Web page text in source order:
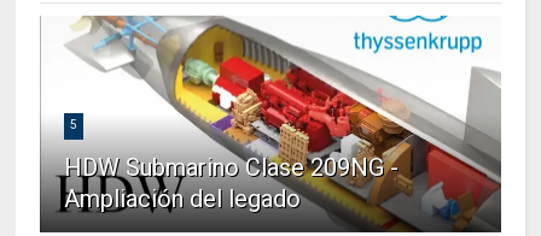
5
HDW Submarino Clase 209NG -
Ampliación del legado